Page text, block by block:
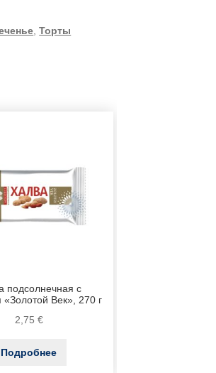
,Торты
подсолнечная с
«Золотой Век», 270 г
2,75 €
Подробнее